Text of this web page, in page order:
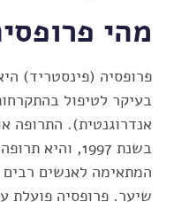
מהי
פרופסיה (פינסטריד)
בעיקר לטיפול
בשנת 1997,
המתאימה לאנשים
שיער. פרופסיה פועלת